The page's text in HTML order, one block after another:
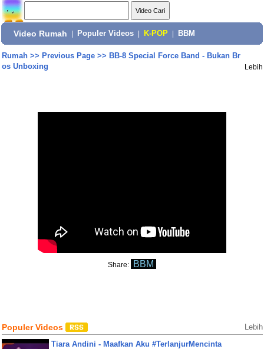
Video Rumah Populer Videos K-POP BBM
Rumah>> Previous Page>> BB-8 Special Force Band - Bukan Br
os Unboxing
Lebih
Share: BBM
Populer Videos Lebih
Tiara Andini - Maafkan Aku #TerlanjurMencinta